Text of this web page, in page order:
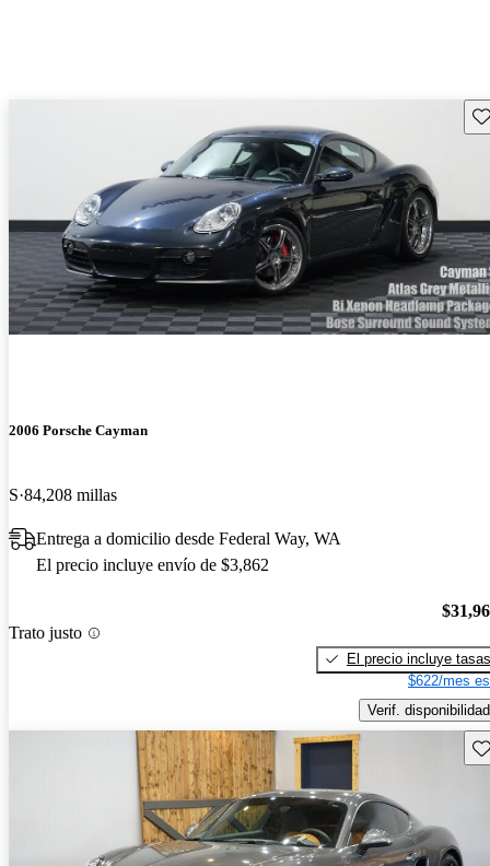
2006 Porsche Cayman
S 84,208 millas
Entrega a domicilio desde Federal Way, WA
El precio incluye envío de $3,862
Trato justo
El precio incluye tasas
$622/mes
Verif. disponibilidad